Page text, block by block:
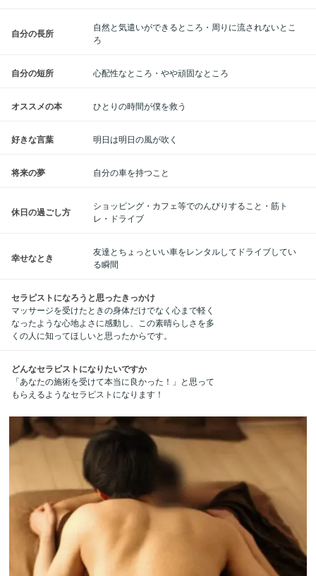
自分の長所
自然と気遣いができるところ・周りに流されないとこ
ろ
自分の短所 心配性なところ・やや頑固なところ
オススメの本 ひとりの時間が僕を救う
好きな言葉 明日は明日の風が吹く
将来の夢 自分の車を持つこと
休日の過ごし方
ショッピング・カフェ等でのんびりすること・筋ト
レ・ドライブ
幸せなとき
友達とちょっといい車をレンタルしてドライブしてい
る瞬間
セラピストになろうと思ったきっかけ
マッサージを受けたときの身体だけでなく心まで軽く
なったような心地よさに感動し、この素晴らしさを多
くの人に知ってほしいと思ったからです。
どんなセラピストになりたいですか
「あなたの施術を受けて本当に良かった！」と思って
もらえるようなセラピストになります！